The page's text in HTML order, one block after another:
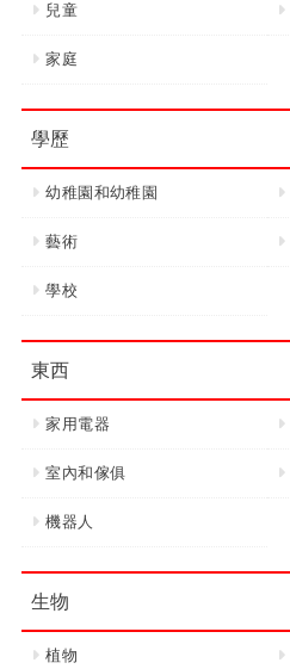
兒童
家庭
學歷
幼稚園和幼稚園
藝術
學校
東西
家用電器
室內和傢俱
機器人
生物
植物